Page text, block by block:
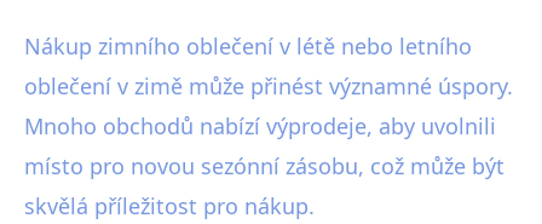
Nákup zimního oblečení v létě nebo letního
oblečení v zimě může přinést významné úspory.
Mnoho obchodů nabízí výprodeje, aby uvolnili
místo pro novou sezónní zásobu, což může být
skvělá příležitost pro nákup.